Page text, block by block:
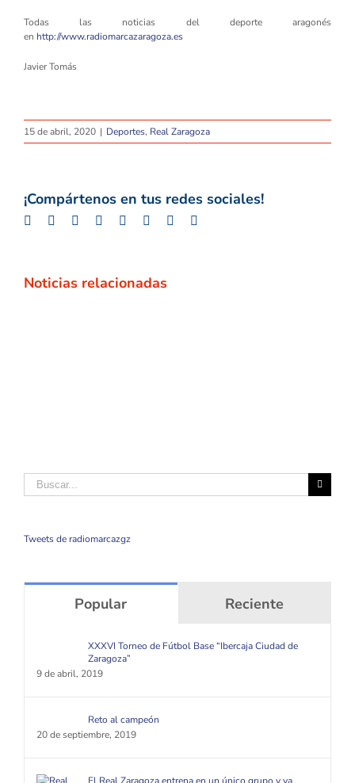
Todas las noticias del deporte aragonés
en http://www.radiomarcazaragoza.es
Javier Tomás
15 de abril, 2020 | Deportes, Real Zaragoza
¡Compártenos en tus redes sociales!
Facebook
TwitterLinkedInWhatsappGoogle+
TumblrPinterest
Noticias relacionadas
Buscar
Tweets de radiomarcazgz
Popular Reciente
XXXVI Torneo de Fútbol Base “Ibercaja Ciudad de
Zaragoza”
9 de abril, 2019
Reto al campeón
20 de septiembre, 2019